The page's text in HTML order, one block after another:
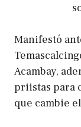
Manifestó
Acambay,
priistas para
que cambie